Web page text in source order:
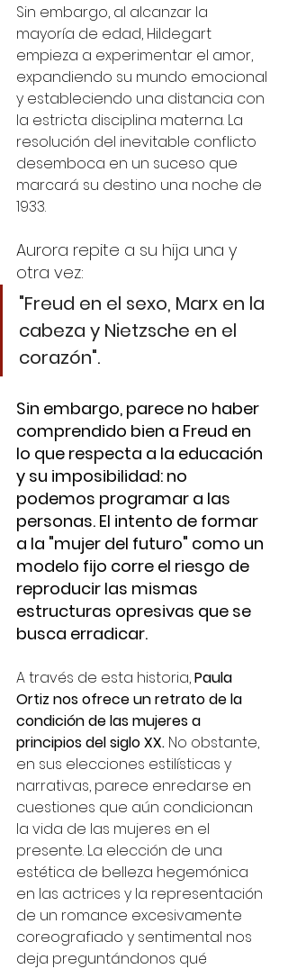
Sin embargo, al alcanzar la
mayoría de edad, Hildegart
empieza a experimentar el amor,
expandiendo su mundo emocional
y estableciendo una distancia con
la estricta disciplina materna. La
resolución del inevitable conflicto
desemboca en un suceso que
marcará su destino una noche de
1933.
Aurora repite a su hija una y
otra vez:
"Freud en el sexo, Marx en la
cabeza y Nietzsche en el
corazón".
Sin embargo, parece no haber
comprendido bien a Freud en
lo que respecta a la educación
y su imposibilidad: no
podemos programar a las
personas. El intento de formar
a la "mujer del futuro" como un
modelo fijo corre el riesgo de
reproducir las mismas
estructuras opresivas que se
busca erradicar.
A través de esta historia, Paula
Ortiz nos ofrece un retrato de la
condición de las mujeres a
principios del siglo XX. No obstante,
en sus elecciones estilísticas y
narrativas, parece enredarse en
cuestiones que aún condicionan
la vida de las mujeres en el
presente. La elección de una
estética de belleza hegemónica
en las actrices y la representación
de un romance excesivamente
coreografiado y sentimental nos
deja preguntándonos qué